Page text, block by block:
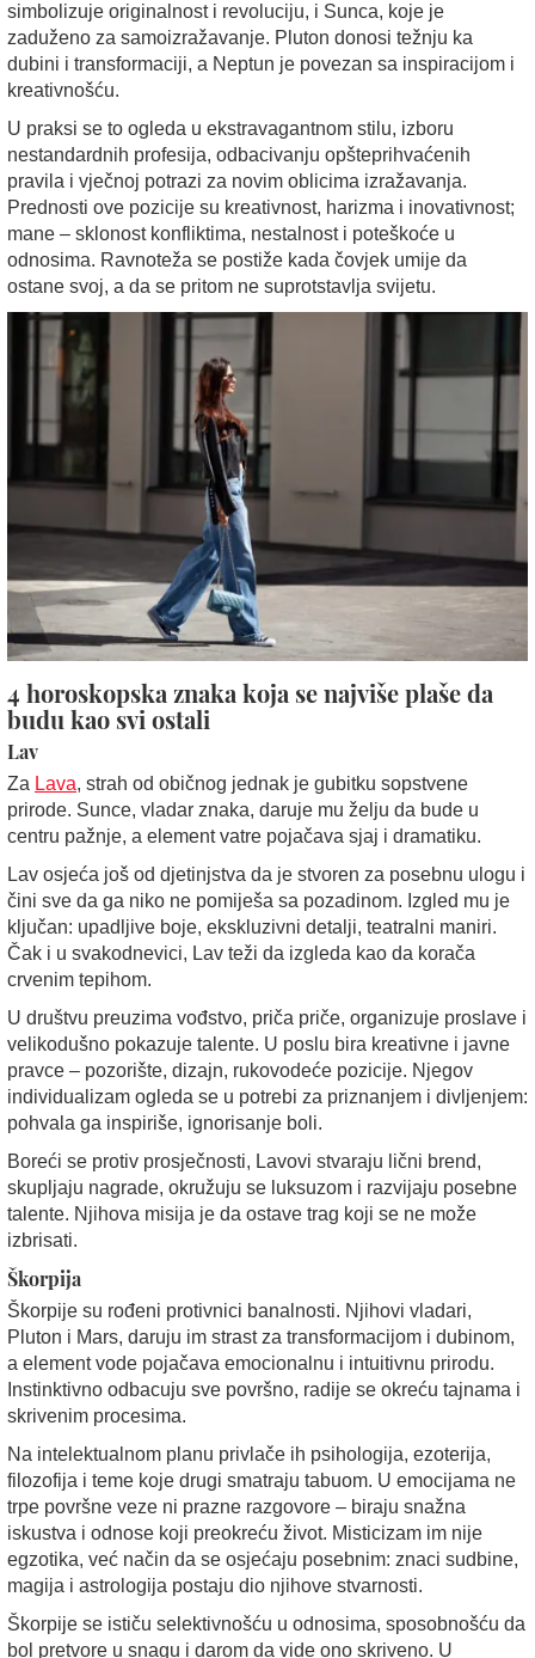
simbolizuje originalnost i revoluciju, i Sunca, koje je
zaduženo za samoizražavanje. Pluton donosi težnju ka
dubini i transformaciji, a Neptun je povezan sa inspiracijom i
kreativnošću.
U praksi se to ogleda u ekstravagantnom stilu, izboru
nestandardnih profesija, odbacivanju opšteprihvaćenih
pravila i vječnoj potrazi za novim oblicima izražavanja.
Prednosti ove pozicije su kreativnost, harizma i inovativnost;
mane – sklonost konfliktima, nestalnost i poteškoće u
odnosima. Ravnoteža se postiže kada čovjek umije da
ostane svoj, a da se pritom ne suprotstavlja svijetu.
4 horoskopska znaka koja se najviše plaše da
budu kao svi ostali
Lav
Za Lava, strah od običnog jednak je gubitku sopstvene
prirode. Sunce, vladar znaka, daruje mu želju da bude u
centru pažnje, a element vatre pojačava sjaj i dramatiku.
Lav osjeća još od djetinjstva da je stvoren za posebnu ulogu i
čini sve da ga niko ne pomiješa sa pozadinom. Izgled mu je
ključan: upadljive boje, ekskluzivni detalji, teatralni maniri.
Čak i u svakodnevici, Lav teži da izgleda kao da korača
crvenim tepihom.
U društvu preuzima vođstvo, priča priče, organizuje proslave i
velikodušno pokazuje talente. U poslu bira kreativne i javne
pravce – pozorište, dizajn, rukovodeće pozicije. Njegov
individualizam ogleda se u potrebi za priznanjem i divljenjem:
pohvala ga inspiriše, ignorisanje boli.
Boreći se protiv prosječnosti, Lavovi stvaraju lični brend,
skupljaju nagrade, okružuju se luksuzom i razvijaju posebne
talente. Njihova misija je da ostave trag koji se ne može
izbrisati.
Škorpija
Škorpije su rođeni protivnici banalnosti. Njihovi vladari,
Pluton i Mars, daruju im strast za transformacijom i dubinom,
a element vode pojačava emocionalnu i intuitivnu prirodu.
Instinktivno odbacuju sve površno, radije se okreću tajnama i
skrivenim procesima.
Na intelektualnom planu privlače ih psihologija, ezoterija,
filozofija i teme koje drugi smatraju tabuom. U emocijama ne
trpe površne veze ni prazne razgovore – biraju snažna
iskustva i odnose koji preokreću život. Misticizam im nije
egzotika, već način da se osjećaju posebnim: znaci sudbine,
magija i astrologija postaju dio njihove stvarnosti.
Škorpije se ističu selektivnošću u odnosima, sposobnošću da
bol pretvore u snagu i darom da vide ono skriveno. U